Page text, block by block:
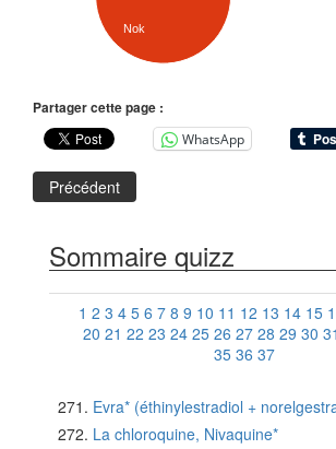
Nok
Partager cette page :
WhatsApp
Précédent
Sommaire quizz
1 2 3 4 5 6 7 8 9 10 11 12 13 14 15
20 21 22 23 24 25 26 27 28 29 30 31
35 36 37
Evra* (éthinylestradiol +
La chloroquine, Nivaquine*